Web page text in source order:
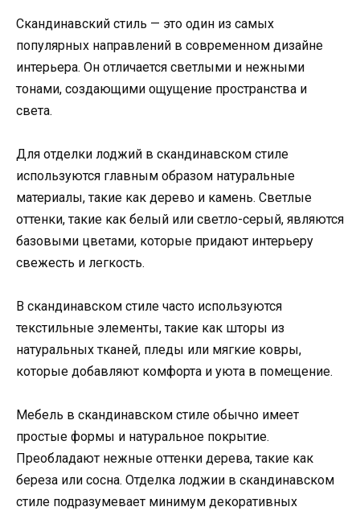
Скандинавский стиль — это один из самых
популярных направлений в современном дизайне
интерьера. Он отличается светлыми и нежными
тонами, создающими ощущение пространства и
света.
Для отделки лоджий в скандинавском стиле
используются главным образом натуральные
материалы, такие как дерево и камень. Светлые
оттенки, такие как белый или светло-серый, являются
базовыми цветами, которые придают интерьеру
свежесть и легкость.
В скандинавском стиле часто используются
текстильные элементы, такие как шторы из
натуральных тканей, пледы или мягкие ковры,
которые добавляют комфорта и уюта в помещение.
Мебель в скандинавском стиле обычно имеет
простые формы и натуральное покрытие.
Преобладают нежные оттенки дерева, такие как
береза или сосна. Отделка лоджии в скандинавском
стиле подразумевает минимум декоративных